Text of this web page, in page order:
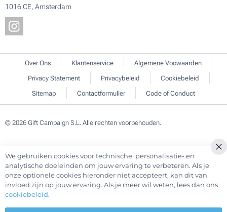
1016 CE, Amsterdam
Over Ons Klantenservice
Algemene Voowaarden
Privacy Statement
Privacybeleid
Cookiebeleid
Sitemap
Contactformulier Code of Conduct
© 2026 Gift Campaign S.L. Alle rechten voorbehouden.
We gebruiken cookies voor technische, personalisatie- en
analytische doeleinden om jouw ervaring te verbeteren. Als je
onze optionele cookies hieronder niet accepteert, kan dit van
invloed zijn op jouw ervaring. Als je meer wil weten, lees dan ons
cookiebeleid.